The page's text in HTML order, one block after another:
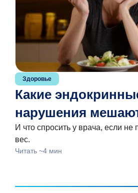
Здоровье
Какие
нарушения
И что спросить у врача, если не
вес.
Читать ~4 мин